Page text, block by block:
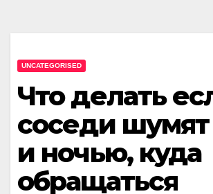
UNCATEGORISED
Что делать
соседи
и ночью, куда
обращаться